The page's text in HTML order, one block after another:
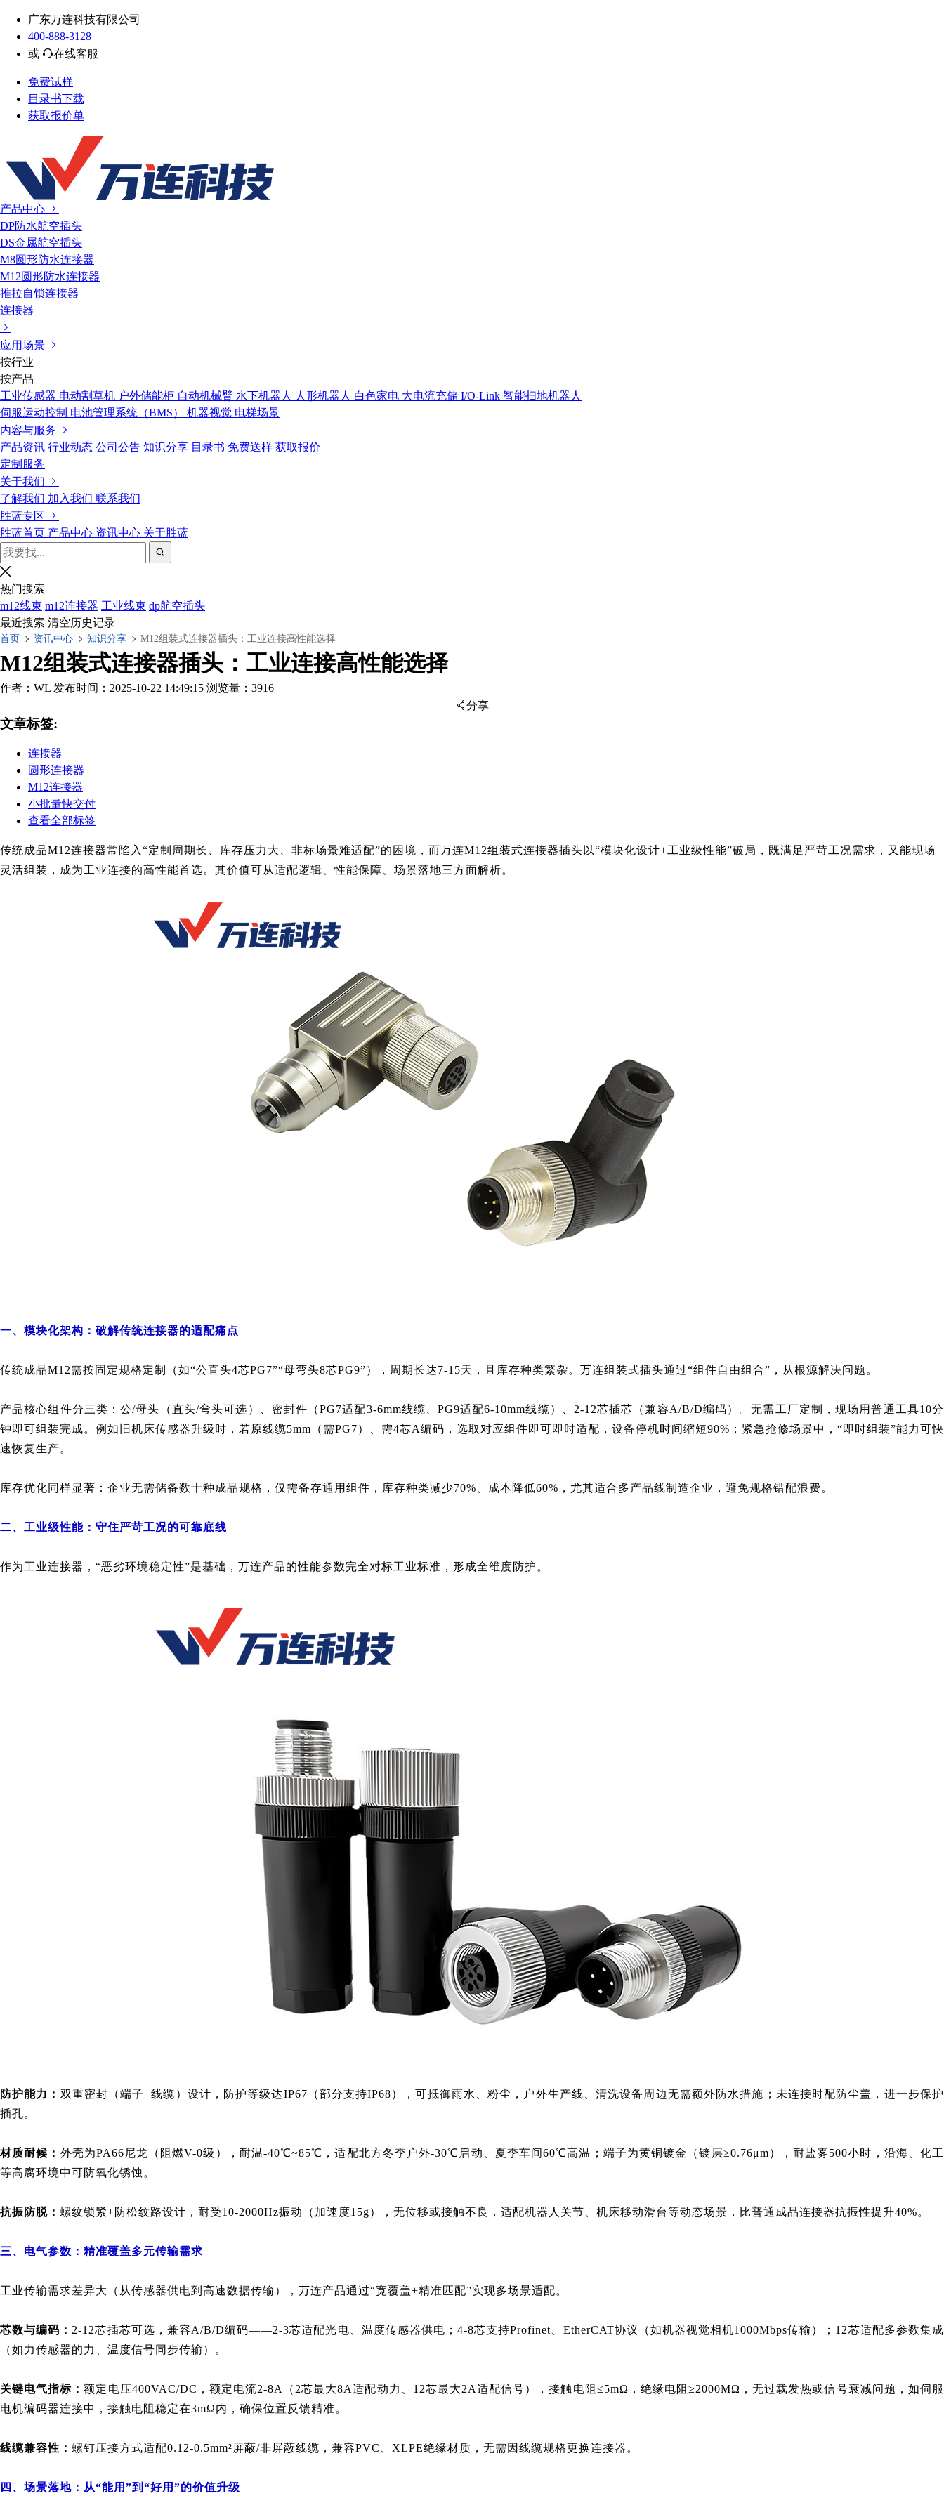
广东万连科技有限公司
400-888-3128
或
在线客服
免费试样
目录书下载
获取报价单
产品中心
DP防水航空插头
DS金属航空插头
M8圆形防水连接器
M12圆形防水连接器
推拉自锁连接器
连接器
应用场景
按行业
按产品
工业传感器 电动割草机 户外储能柜 自动机械臂 水下机器人 人形机器人 白色家电 大电流充储 I/O-Link 智能扫地机器人
伺服运动控制 电池管理系统（BMS） 机器视觉 电梯场景
内容与服务
产品资讯 行业动态 公司公告 知识分享 目录书 免费送样 获取报价
定制服务
关于我们
了解我们 加入我们 联系我们
胜蓝专区
胜蓝首页 产品中心 资讯中心 关于胜蓝
热门搜索
m12线束 m12连接器 工业线束 dp航空插头
最近搜索 清空历史记录
首页 资讯中心 知识分享 M12组装式连接器插头：工业连接高性能选择
M12组装式连接器插头：工业连接高性能选择
作者：WL 发布时间：2025-10-22 14:49:15 浏览量：3916
分享
文章标签:
连接器
圆形连接器
M12连接器
小批量快交付
查看全部标签
传统成品M12连接器常陷入“定制周期长、库存压力大、非标场景难适配”的困境，而万连M12组装式连接器插头以“模块化设计+工业级性能”破局，既满足严苛工况需求，又能现场
灵活组装，成为工业连接的高性能首选。其价值可从适配逻辑、性能保障、场景落地三方面解析。
一、模块化架构：破解传统连接器的适配痛点
传统成品M12需按固定规格定制（如“公直头4芯PG7”“母弯头8芯PG9”），周期长达7-15天，且库存种类繁杂。 万连组装式插头通过“组件自由组合”，从根源解决问题。
产品核心组件分三类：公/母头（直头/弯头可选）、密封件（PG7适配3-6mm线缆、PG9适配6-10mm线缆）、2-12芯插芯（兼容A/B/D编码）。无需工厂定制，现场用普通工具10分
钟即可组装完成。例如旧机床传感器升级时，若原线缆5mm（需PG7）、需4芯A编码，选取对应组件即可即时适配，设备停机时间缩短90%；紧急抢修场景中，“即时组装”能力可快
速恢复生产。
库存优化同样显著：企业无需储备数十种成品规格，仅需备存通用组件，库存种类减少70%、成本降低60%，尤其适合多产品线制造企业，避免规格错配浪费。
二、工业级性能：守住严苛工况的可靠底线
作为工业连接器，“恶劣环境稳定性”是基础， 万连产品的性能参数完全对标工业标准，形成全维度防护。
防护能力： 双重密封（端子+线缆）设计，防护等级达IP67（部分支持IP68），可抵御雨水、粉尘，户外生产线、清洗设备周边无需额外防水措施；未连接时配防尘盖，进一步保护
插孔。
材质耐候： 外壳为PA66尼龙（阻燃V-0级），耐温-40℃~85℃，适配北方冬季户外-30℃启动、夏季车间60℃高温；端子为黄铜镀金（镀层≥0.76μm），耐盐雾500小时，沿海、化工
等高腐环境中可防氧化锈蚀。
抗振防脱： 螺纹锁紧+防松纹路设计，耐受10-2000Hz振动（加速度15g），无位移或接触不良，适配机器人关节、机床移动滑台等动态场景，比普通成品连接器抗振性提升40%。
三、电气参数：精准覆盖多元传输需求
工业传输需求差异大（从传感器供电到高速数据传输）， 万连产品通过“宽覆盖+精准匹配”实现多场景适配。
芯数与编码： 2-12芯插芯可选，兼容A/B/D编码——2-3芯适配光电、温度传感器供电；4-8芯支持Profinet、EtherCAT协议（如机器视觉相机1000Mbps传输）；12芯适配多参数集成
（如力传感器的力、温度信号同步传输）。
关键电气指标：额定电压400VAC/DC，额定电流2-8A（2芯最大8A适配动力、12芯最大2A适配信号），接触电阻≤5mΩ，绝缘电阻≥2000MΩ，无过载发热或信号衰减问题，如伺服
电机编码器连接中，接触电阻稳定在3mΩ内，确保位置反馈精准。
线缆兼容性： 螺钉压接方式适配0.12-0.5mm²屏蔽/非屏蔽线缆，兼容PVC、XLPE绝缘材质，无需因线缆规格更换连接器。
四、场景落地：从“能用”到“好用”的价值升级